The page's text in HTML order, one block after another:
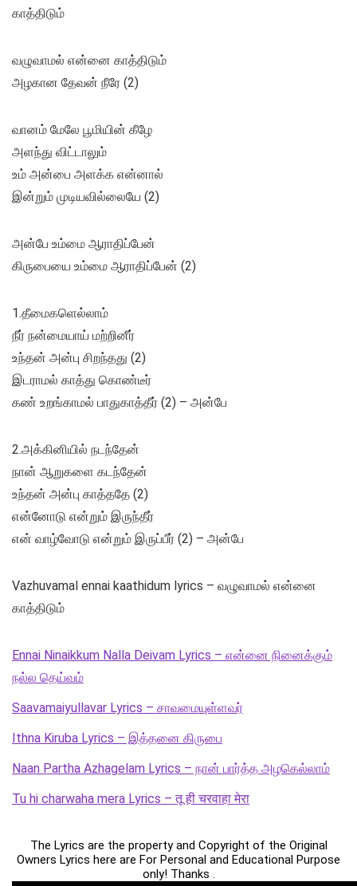
காத்திடும்
வழுவாமல் என்னை காத்திடும்
அழகான தேவன் நீரே (2)
வானம் மேலே பூமியின் கீழே
அளந்து விட்டாலும்
உம் அன்பை அளக்க என்னால்
இன்றும் முடியவில்லையே (2)
அன்பே உம்மை ஆராதிப்பேன்
கிருபையை உம்மை ஆராதிப்பேன் (2)
1.தீமைகளெல்லாம்
நீர் நன்மையாய் மற்றினீர்
உந்தன் அன்பு சிறந்தது (2)
இடராமல் காத்து கொண்டீர்
கண் உறங்காமல் பாதுகாத்தீர் (2) – அன்பே
2.அக்கினியில் நடந்தேன்
நான் ஆறுகளை கடந்தேன்
உந்தன் அன்பு காத்ததே (2)
என்னோடு என்றும் இருந்தீர்
என் வாழ்வோடு என்றும் இருப்பீர் (2) – அன்பே
Vazhuvamal ennai kaathidum lyrics – வழுவாமல் என்னை
காத்திடும்
Ennai Ninaikkum Nalla Deivam Lyrics – என்னை நினைக்கும்
நல்ல தெய்வம்
Saavamaiyullavar Lyrics – சாவமையுள்ளவர்
Ithna Kiruba Lyrics – இத்தனை கிருபை
Naan Partha Azhagelam Lyrics – நான் பார்த்த அழகெல்லாம்
Tu hi charwaha mera Lyrics – तू ही चरवाहा मेरा
The Lyrics are the property and Copyright of the Original
Owners Lyrics here are For Personal and Educational Purpose
only! Thanks .